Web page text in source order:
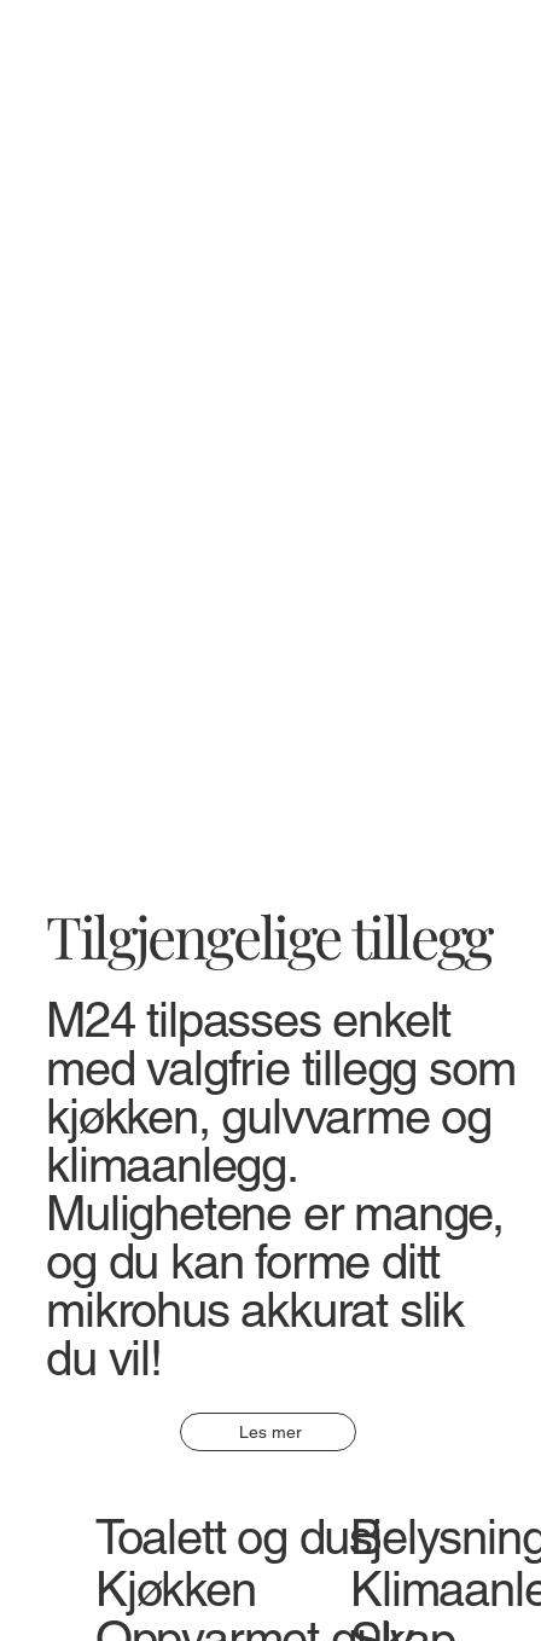
Tilgjengelige tillegg
M24 tilpasses enkelt
med valgfrie tillegg som
kjøkken, gulvvarme og
klimaanlegg.
Mulighetene er mange,
og du kan forme ditt
mikrohus akkurat slik
du vil!
Les mer
Toalett og dusj
Kjøkken